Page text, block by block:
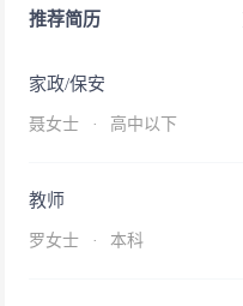
推荐简历
家政/保安
聂女士 · 高中以下
教师
罗女士 · 本科